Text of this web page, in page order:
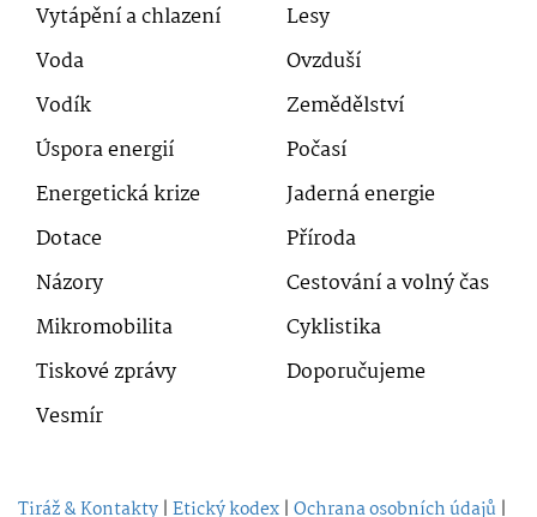
Vytápění a chlazení
Lesy
Voda
Ovzduší
Vodík
Zemědělství
Úspora energií
Počasí
Energetická krize
Jaderná energie
Dotace
Příroda
Názory
Cestování a volný čas
Mikromobilita
Cyklistika
Tiskové zprávy
Doporučujeme
Vesmír
Tiráž & Kontakty | Etický kodex | Ochrana osobních údajů |